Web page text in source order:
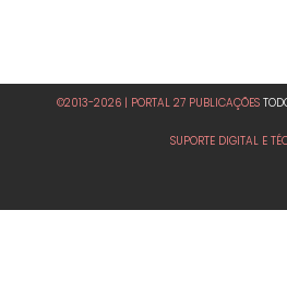
©2013-2026 | PORTAL 27 PUBLICAÇÕES
SUPORTE DIGITAL E